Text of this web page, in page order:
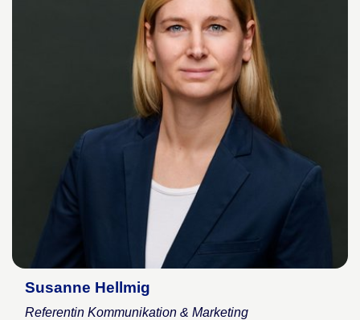
Susanne Hellmig
Referentin Kommunikation & Marketing